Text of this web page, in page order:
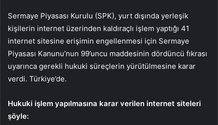
Sermaye Piyasası Kurulu (SPK), yurt dışında yerleşik
kişilerin internet üzerinden kaldıraçlı işlem yaptığı 41
internet sitesine erişimin engellenmesi için Sermaye
Piyasası Kanunu’nun 99’uncu maddesinin dördüncü fıkrası
uyarınca gerekli hukuki süreçlerin yürütülmesine karar
verdi. Türkiye’de.
Hukuki işlem yapılmasına karar verilen internet siteleri
şöyle: